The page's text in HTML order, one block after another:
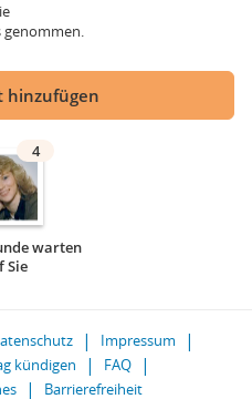
genommen.
hinzufügen
4
warten
Sie
Impressum
kündigen
FAQ
Barrierefreiheit